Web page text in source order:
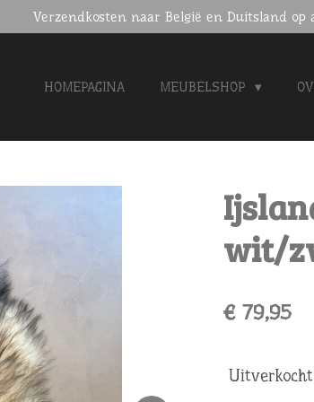
Verzendkosten naar België en Duitsland op
HOMEPAGINA MEUBELSHOP
wit/
€ 79,95
Uitverkocht